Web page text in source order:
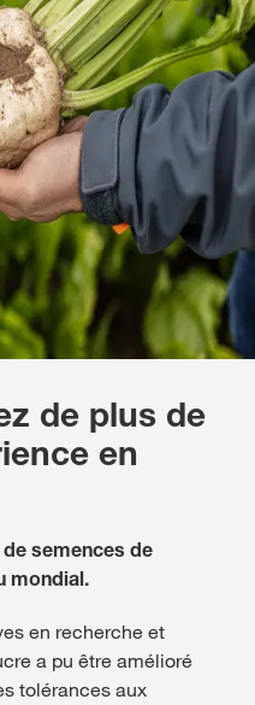
de plus de
en
semences de
mondial.
en recherche et
a pu être amélioré
tolérances aux